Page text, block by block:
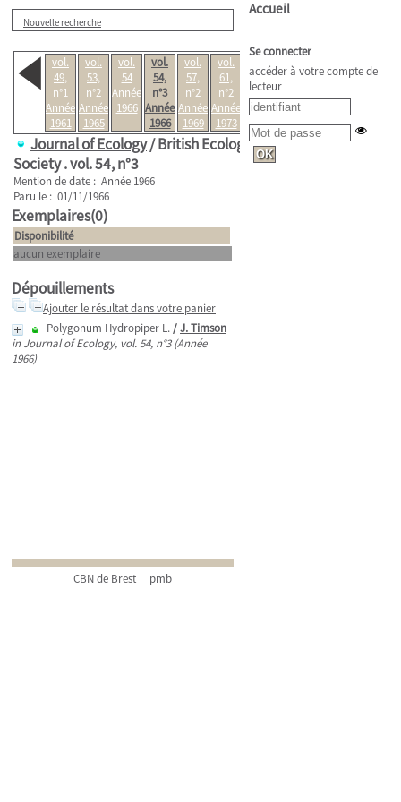
Nouvelle recherche
vol.
49,
n°1
Année
1961
vol.
53,
n°2
Année
1965
vol.
54
Année
1966
vol.
54,
n°3
Année
1966
vol.
57,
n°2
Année
1969
vol.
61,
n°2
Année
1973
61,
n°3
Année
1973
Journal of Ecology/ British Ecological
Society .vol. 54, n°3
Mention de date : Année 1966
Paru le : 01/11/1966
Exemplaires(0)
Disponibilité
aucun exemplaire
Dépouillements
Ajouter le résultat dans votre panier
Polygonum Hydropiper L./J. Timson
in Journal of Ecology, vol. 54, n°3 (Année
1966)
CBN de Brest pmb
Accueil
Se connecter
accéder à votre compte de
lecteur